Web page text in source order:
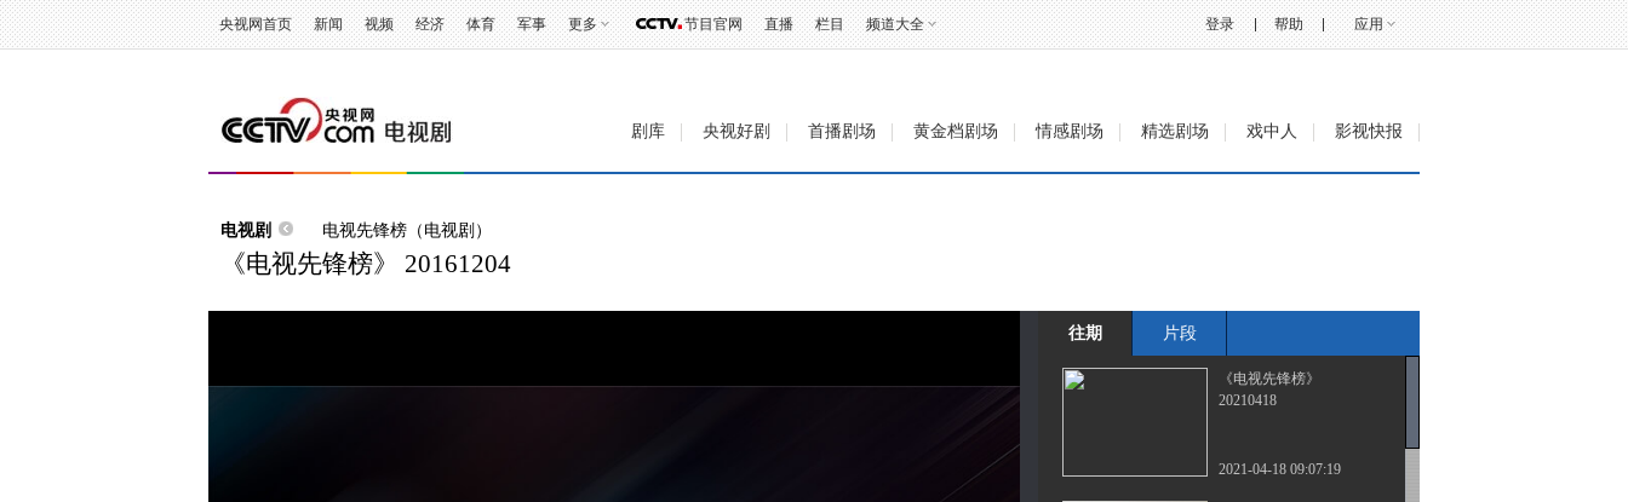
央视网首页 新闻 视频 经济 体育 军事 更多 节目官网 直播 栏目 频道大全 帮助 应用
登录
剧库 央视好剧 首播剧场 黄金档剧场 情感剧场 精选剧场 戏中人 影视快报
电视剧 电视先锋榜（电视剧）
《电视先锋榜》 20161204
往期 片段
《电视先锋榜》
20210418
2021-04-18 09:07:19